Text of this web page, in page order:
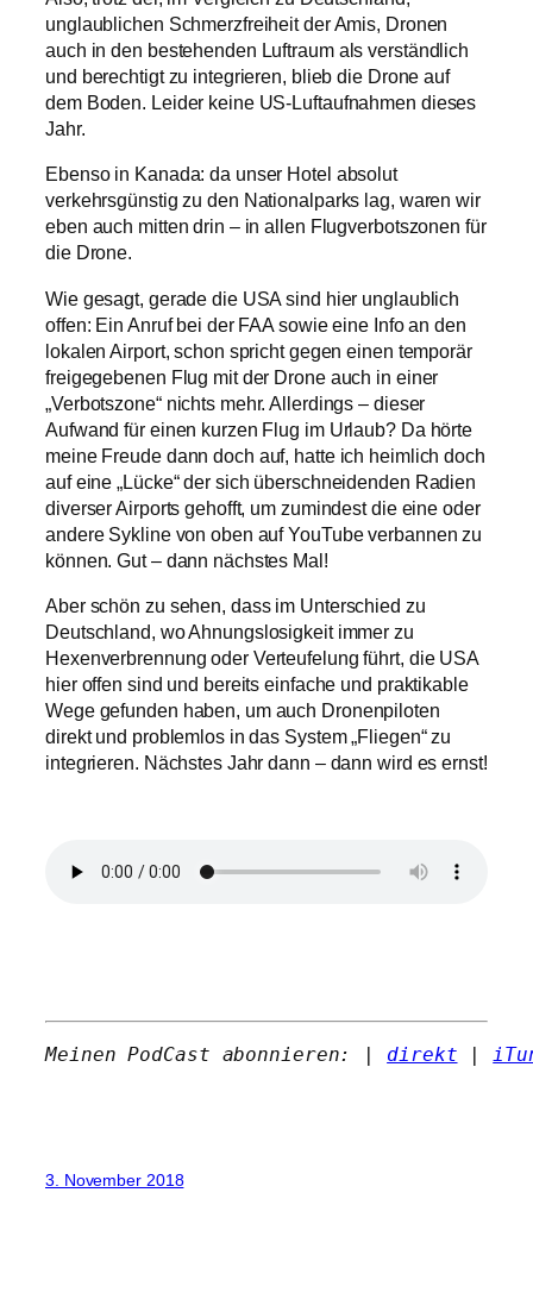
unglaublichen Schmerzfreiheit der Amis, Dronen
auch in den bestehenden Luftraum als verständlich
und berechtigt zu integrieren, blieb die Drone auf
dem Boden. Leider keine US-Luftaufnahmen dieses
Jahr.
Ebenso in Kanada: da unser Hotel absolut
verkehrsgünstig zu den Nationalparks lag, waren wir
eben auch mitten drin – in allen Flugverbotszonen für
die Drone.
Wie gesagt, gerade die USA sind hier unglaublich
offen: Ein Anruf bei der FAA sowie eine Info an den
lokalen Airport, schon spricht gegen einen temporär
freigegebenen Flug mit der Drone auch in einer
„Verbotszone“ nichts mehr. Allerdings – dieser
Aufwand für einen kurzen Flug im Urlaub? Da hörte
meine Freude dann doch auf, hatte ich heimlich doch
auf eine „Lücke“ der sich überschneidenden Radien
diverser Airports gehofft, um zumindest die eine oder
andere Sykline von oben auf YouTube verbannen zu
können. Gut – dann nächstes Mal!
Aber schön zu sehen, dass im Unterschied zu
Deutschland, wo Ahnungslosigkeit immer zu
Hexenverbrennung oder Verteufelung führt, die USA
hier offen sind und bereits einfache und praktikable
Wege gefunden haben, um auch Dronenpiloten
direkt und problemlos in das System „Fliegen“ zu
integrieren. Nächstes Jahr dann – dann wird es ernst!
Meinen PodCast abonnieren: | direkt |
3. November 2018